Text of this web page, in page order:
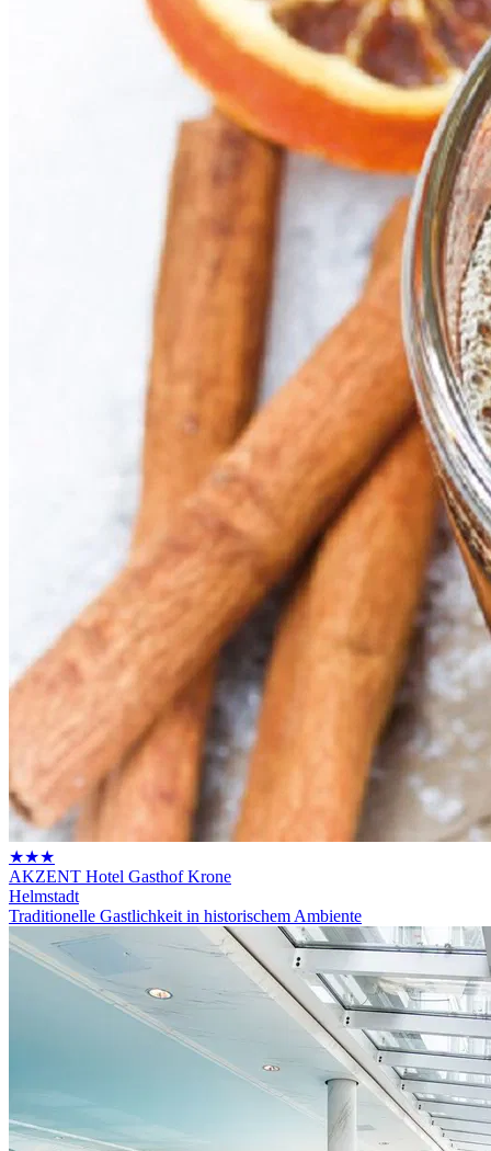
★★★
AKZENT Hotel Gasthof Krone
Helmstadt
Traditionelle Gastlichkeit in historischem Ambiente